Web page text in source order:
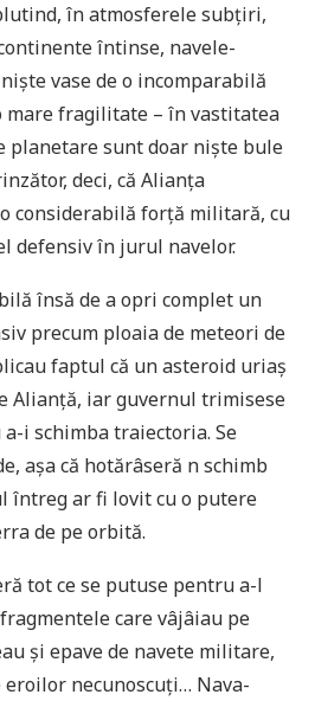
în atmosferele subțiri,
întinse, navele-
vase de o incomparabilă
mare fragilitate – în vastitatea
planetare sunt doar niște bule
deci, că Alianța
considerabilă forță militară, cu
defensiv în jurul navelor.
însă de a opri complet un
precum ploaia de meteori de
faptul că un asteroid uriaș
Alianță, iar guvernul trimisese
i schimba traiectoria. Se
așa că hotărâseră n schimb
întreg ar fi lovit cu o putere
de pe orbită.
tot ce se putuse pentru a-l
care vâjâiau pe
și epave de navete militare,
necunoscuți… Nava-